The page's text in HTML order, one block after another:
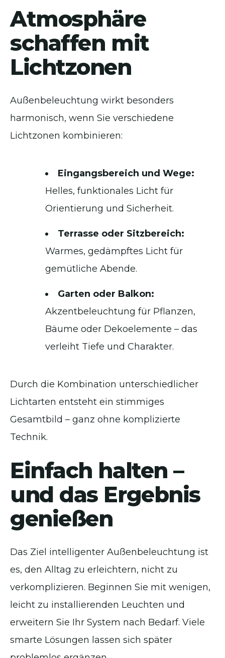
Atmosphäre
schaffen mit
Lichtzonen
Außenbeleuchtung wirkt besonders
harmonisch, wenn Sie verschiedene
Lichtzonen kombinieren:
Eingangsbereich und Wege:
Helles, funktionales Licht für
Orientierung und Sicherheit.
Terrasse oder Sitzbereich:
Warmes, gedämpftes Licht für
gemütliche Abende.
Garten oder Balkon:
Akzentbeleuchtung für Pflanzen,
Bäume oder Dekoelemente – das
verleiht Tiefe und Charakter.
Durch die Kombination unterschiedlicher
Lichtarten entsteht ein stimmiges
Gesamtbild – ganz ohne komplizierte
Technik.
Einfach halten –
und das Ergebnis
genießen
Das Ziel intelligenter Außenbeleuchtung ist
es, den Alltag zu erleichtern, nicht zu
verkomplizieren. Beginnen Sie mit wenigen,
leicht zu installierenden Leuchten und
erweitern Sie Ihr System nach Bedarf. Viele
smarte Lösungen lassen sich später